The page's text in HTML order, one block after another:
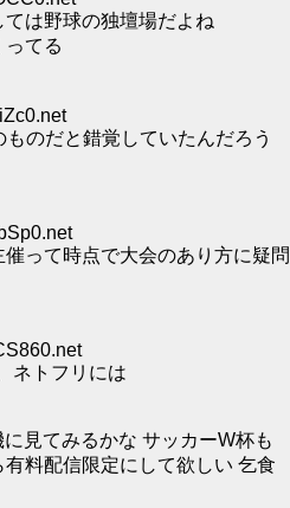
は野球の独壇場だよね
てる
のだと錯覚していたんだろう
って時点で大会のあり方に疑問
ネトフリには
見てみるかな サッカーW杯も
料配信限定にして欲しい 乞食